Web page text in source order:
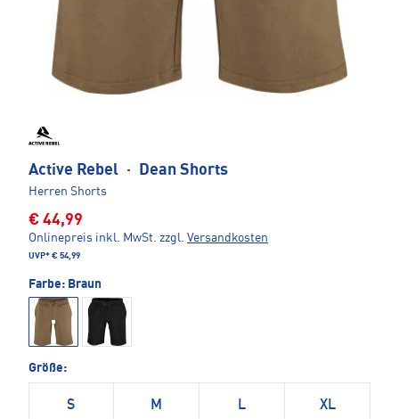
Active Rebel · Dean Shorts
Herren Shorts
€ 44,99
Onlinepreis inkl. MwSt. zzgl. Versandkosten
UVP* € 54,99
Farbe: Braun
Größe:
S M L XL